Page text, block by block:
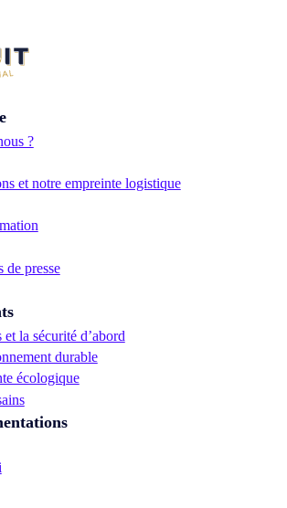
?
et notre empreinte logistique
de presse
et la sécurité d’abord
durable
écologique